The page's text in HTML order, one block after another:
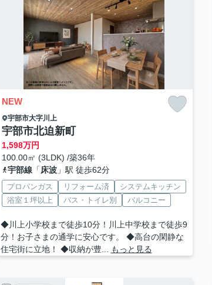
NEW
宇部市大字川上
宇部市北迫新町
1,598万円
100.00㎡ (3LDK) /築36年
宇部線「床波」駅 徒歩62分
プロパンガス リフォーム済
システムキッチン
浴室１坪以上
バス・トイレ別 バルコニー
◆川上小学校まで徒歩10分！川上中学校まで徒歩9
分！お子さまの通学に安心です。 ◆高台の閑静な
住宅街に立地！ ◆収納が豊...
もっと見る